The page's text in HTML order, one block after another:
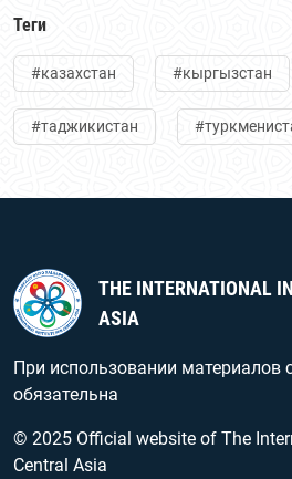
Теги
#казахстан #кыргызстан
#таджикистан
THE INTERNATIONAL
ASIA
При использовании материалов
обязательна
© 2025 Official website of The
Central Asia